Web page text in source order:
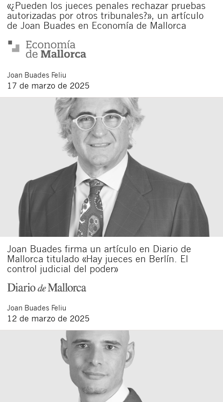
«¿Pueden los jueces penales rechazar pruebas
autorizadas por otros tribunales?», un artículo
de Joan Buades en Economía de Mallorca
Joan Buades Feliu
17 de marzo de 2025
Joan Buades firma un artículo en Diario de
Mallorca titulado «Hay jueces en Berlín. El
control judicial del poder»
Joan Buades Feliu
12 de marzo de 2025